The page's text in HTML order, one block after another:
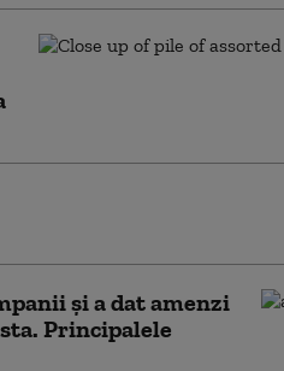
și a dat amenzi
Principalele